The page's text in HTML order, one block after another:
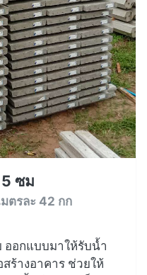
ซม
ตรละ 42 กก
ออกแบบมาให้รับน้ำ
ร้างอาคาร ช่วยให้